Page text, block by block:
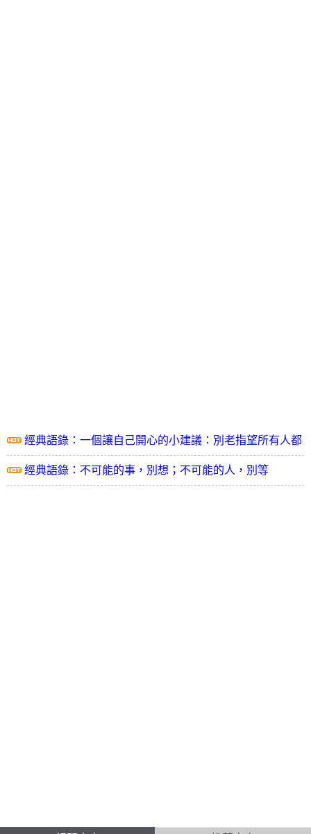
經典語錄：一個讓自己開心的小建議：別老指望所有人都
對你滿意
經典語錄：不可能的事，別想；不可能的人，別等